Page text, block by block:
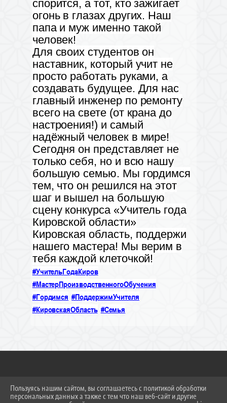
спорится, а тот, кто зажигает
огонь в глазах других. Наш
папа и муж именно такой
человек!
Для своих студентов он
наставник, который учит не
просто работать руками, а
создавать будущее. Для нас
главный инженер по ремонту
всего на свете (от крана до
настроения!) и самый
надёжный человек в мире!
Сегодня он представляет не
только себя, но и всю нашу
большую семью. Мы гордимся
тем, что он решился на этот
шаг и вышел на большую
сцену конкурса «Учитель года
Кировской области»
Кировская область, поддержи
нашего мастера! Мы верим в
тебя каждой клеточкой!
#УчительГодаКиров
#МастерПроизводственногоОбучения
#Гордимся #ПоддержимУчителя
#КировскаяОбласть #Семья
2026 Г. NPT-NOLINSK.RU
ВХОД
Пользуясь нашим сайтом, вы соглашаетесь с политикой обработки
персональных данных а также с тем что наш веб-сайт и другие